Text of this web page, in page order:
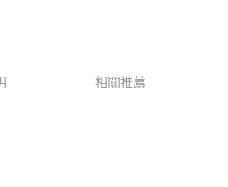
含以上)免運費
相關推薦